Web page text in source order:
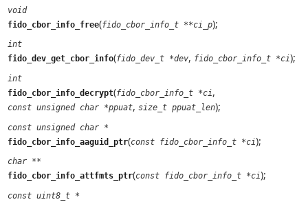
void
fido_cbor_info_free(fido_cbor_info_t **ci_p);
int
fido_dev_get_cbor_info(fido_dev_t *dev, fido_cbor_info_t *ci);
int
fido_cbor_info_decrypt(fido_cbor_info_t *ci,
const unsigned char *ppuat, size_t ppuat_len);
const unsigned char *
fido_cbor_info_aaguid_ptr(const fido_cbor_info_t *ci);
char **
fido_cbor_info_attfmts_ptr(const fido_cbor_info_t *ci);
const uint8_t *